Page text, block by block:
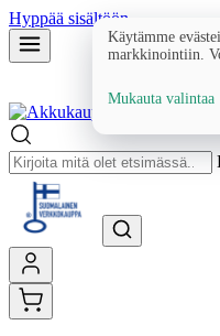
Hyppää sisältöön
Käytämme
markkinointiin.
Mukauta valintaa